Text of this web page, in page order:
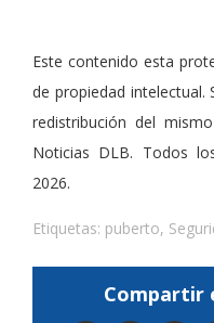
Este contenido esta
de propiedad intelectual.
redistribución del
Noticias DLB. Todos
2026.
Etiquetas: puberto,
Compartir